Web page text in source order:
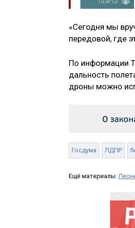
«Сегодня мы
передовой, где
По информации
дальность
дроны можно
Госдума ЛДПР
Ещё материалы: